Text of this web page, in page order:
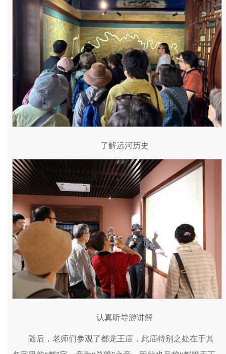
了解运河历史
认真听导游讲解
随后，老师们参观了都龙王庙，此庙特别之处在于其